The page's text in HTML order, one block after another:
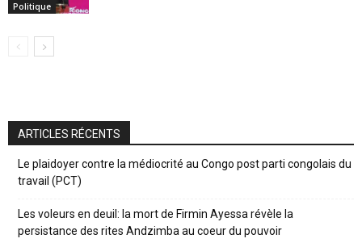
Politique
ARTICLES RÉCENTS
Le plaidoyer contre la médiocrité au Congo post parti congolais du
travail (PCT)
Les voleurs en deuil: la mort de Firmin Ayessa révèle la
persistance des rites Andzimba au coeur du pouvoir